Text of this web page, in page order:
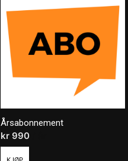
Årsabonnement
kr990